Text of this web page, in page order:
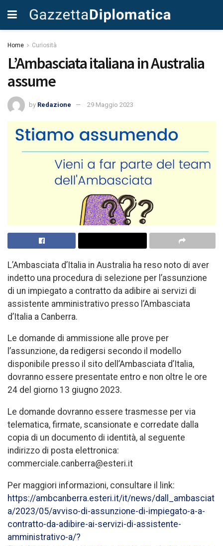
Home Curiosità
L’Ambasciata italiana in Australia
assume
by Redazione 29 Maggio 2023
L’Ambasciata d’Italia in Australia ha reso noto di aver
indetto una procedura di selezione per l’assunzione
di un impiegato a contratto da adibire ai servizi di
assistente amministrativo presso l’Ambasciata
d’Italia a Canberra.
Le domande di ammissione alle prove per
l’assunzione, da redigersi secondo il modello
disponibile presso il sito dell’Ambasciata d’Italia,
dovranno essere presentate entro e non oltre le ore
24 del giorno 13 giugno 2023.
Le domande dovranno essere trasmesse per via
telematica, firmate, scansionate e corredate dalla
copia di un documento di identità, al seguente
indirizzo di posta elettronica:
commerciale.canberra@esteri.it
Per maggiori informazioni, consultare il link:
https://ambcanberra.esteri.it/it/news/dall_ambasciat
a/2023/05/avviso-di-assunzione-di-impiegato-a-a-
contratto-da-adibire-ai-servizi-di-assistente-
amministrativo-a/?